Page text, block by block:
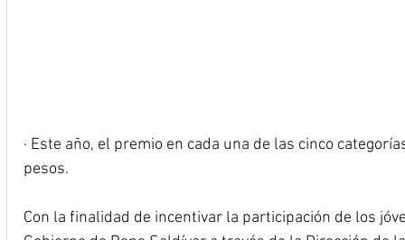
· Este año, el premio en cada una de las cinco
pesos.
Con la finalidad de incentivar la participación de los